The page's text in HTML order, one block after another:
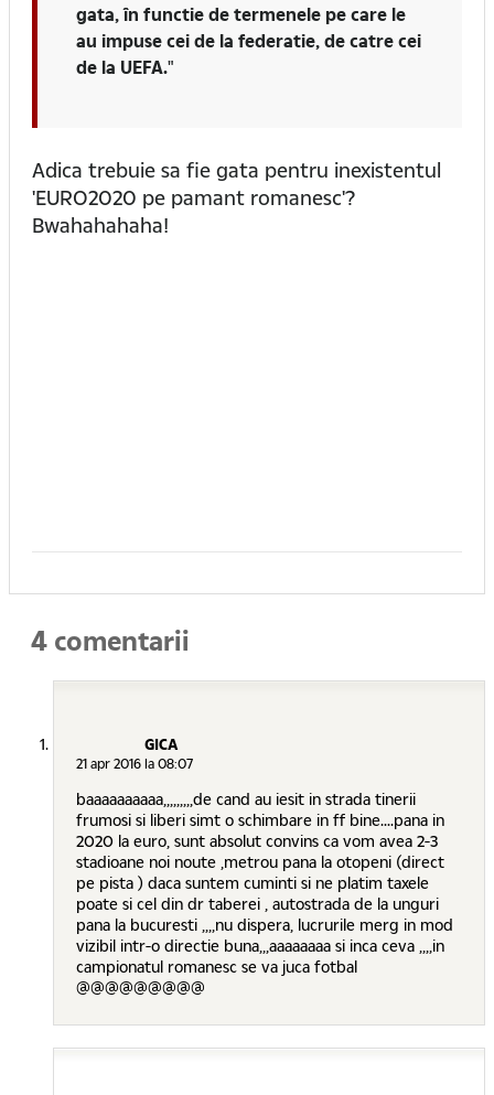
gata, în functie de termenele pe care le
au impuse cei de la federatie, de catre cei
de la UEFA."
Adica trebuie sa fie gata pentru inexistentul
'EURO2020 pe pamant romanesc'?
Bwahahahaha!
4 comentarii
GICA
21 apr 2016 la 08:07
baaaaaaaaaa,,,,,,,,,de cand au iesit in strada tinerii
frumosi si liberi simt o schimbare in ff bine....pana in
2020 la euro, sunt absolut convins ca vom avea 2-3
stadioane noi noute ,metrou pana la otopeni (direct
pe pista ) daca suntem cuminti si ne platim taxele
poate si cel din dr taberei , autostrada de la unguri
pana la bucuresti ,,,,nu dispera, lucrurile merg in mod
vizibil intr-o directie buna,,,aaaaaaaa si inca ceva ,,,,in
campionatul romanesc se va juca fotbal
@@@@@@@@@